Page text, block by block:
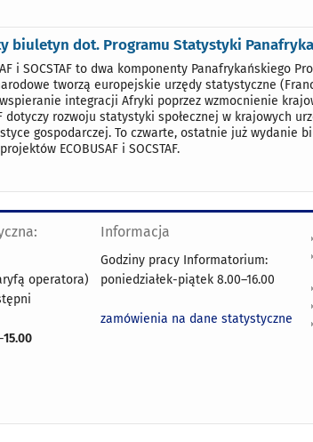
biuletyn dot. Programu Statystyki
i SOCSTAF to dwa komponenty Panafrykańskiego
tworzą europejskie urzędy statystyczne
integracji Afryki poprzez wzmocnienie
dotyczy rozwoju statystyki społecznej w krajowych
gospodarczej. To czwarte, ostatnie już wydanie
ECOBUSAF i SOCSTAF.
operatora)
15.00
Informacja
Godziny pracy Informatorium:
poniedziałek-piątek 8.00–16.00
zamówienia na dane statystyczne